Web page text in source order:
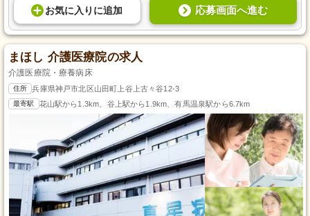
お気に入り に追加 応募画面へ進む
まほし 介護医療院の求人
介護医療院・療養病床
住所 兵庫県神戸市北区山田町上谷上古々谷12-3
最寄駅 花山駅から1.3km、谷上駅から1.9km、有馬温泉駅から6.7km